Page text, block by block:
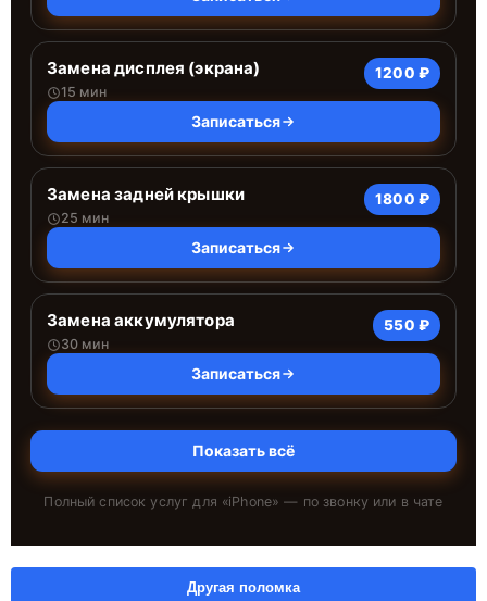
Замена дисплея (экрана)
15 мин
1200 ₽
Записаться
Замена задней крышки
25 мин
1800 ₽
Записаться
Замена аккумулятора
30 мин
550 ₽
Записаться
Показать всё
Полный список услуг для «iPhone» — по звонку или в чате
Другая поломка